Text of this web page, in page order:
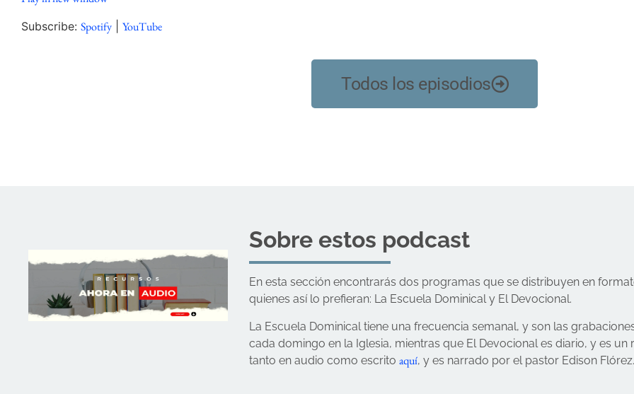
SHARE
Subscribe: Spotify YouTube
Todos los episodios
Sobre estos podcast
En esta sección encontrarás dos programas que se distribuyen en
quienes así lo prefieran: La Escuela Dominical y El Devocional.
La Escuela Dominical tiene una frecuencia semanal, y son las
cada domingo en la Iglesia, mientras que El Devocional es diario, y es
tanto en audio como escrito aquí, y es narrado por el pastor Edison Flórez.